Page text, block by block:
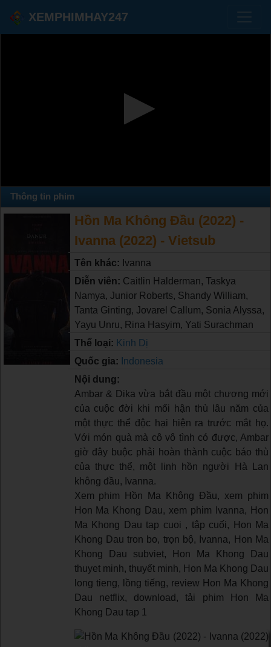
XEMPHIMHAY247
Thông tin phim
Hồn Ma Không Đầu (2022) -
Ivanna (2022) - Vietsub
Tên khác: Ivanna
Diễn viên: Caitlin Halderman, Taskya
Namya, Junior Roberts, Shandy William,
Tanta Ginting, Jovarel Callum, Sonia Alyssa,
Yayu Unru, Rina Hasyim, Yati Surachman
Thể loại: Kinh Dị
Quốc gia: Indonesia
Nội dung:
Ambar & Dika vừa bắt đầu một chương mới
của cuộc đời khi mối hận thù lâu năm của
một thực thể độc hại hiện ra trước mắt họ.
Với món quà mà cô vô tình có được, Ambar
giờ đây buộc phải hoàn thành cuộc báo thù
của thực thể, một linh hồn người Hà Lan
không đầu, Ivanna.
Xem phim Hồn Ma Không Đầu, xem phim
Hon Ma Khong Dau, xem phim Ivanna, Hon
Ma Khong Dau tap cuoi , tập cuối, Hon Ma
Khong Dau tron bo, trọn bộ, Ivanna, Hon Ma
Khong Dau subviet, Hon Ma Khong Dau
thuyet minh, thuyết minh, Hon Ma Khong Dau
long tieng, lồng tiếng, review Hon Ma Khong
Dau netflix, download, tải phim Hon Ma
Khong Dau tap 1